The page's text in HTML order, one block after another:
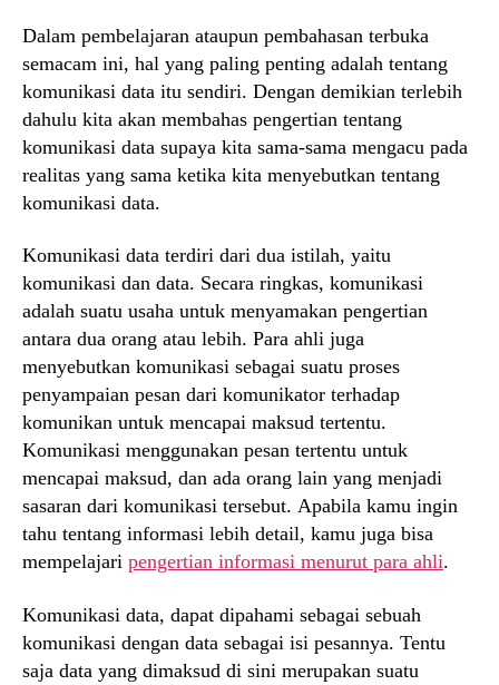
Dalam pembelajaran ataupun pembahasan terbuka
semacam ini, hal yang paling penting adalah tentang
komunikasi data itu sendiri. Dengan demikian terlebih
dahulu kita akan membahas pengertian tentang
komunikasi data supaya kita sama-sama mengacu pada
realitas yang sama ketika kita menyebutkan tentang
komunikasi data.
Komunikasi data terdiri dari dua istilah, yaitu
komunikasi dan data. Secara ringkas, komunikasi
adalah suatu usaha untuk menyamakan pengertian
antara dua orang atau lebih. Para ahli juga
menyebutkan komunikasi sebagai suatu proses
penyampaian pesan dari komunikator terhadap
komunikan untuk mencapai maksud tertentu.
Komunikasi menggunakan pesan tertentu untuk
mencapai maksud, dan ada orang lain yang menjadi
sasaran dari komunikasi tersebut. Apabila kamu ingin
tahu tentang informasi lebih detail, kamu juga bisa
mempelajari pengertian informasi menurut para ahli.
Komunikasi data, dapat dipahami sebagai sebuah
komunikasi dengan data sebagai isi pesannya. Tentu
saja data yang dimaksud di sini merupakan suatu